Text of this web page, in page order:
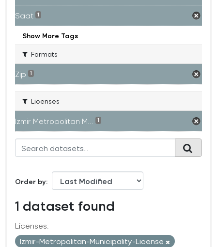
Saat 1
Show More Tags
Formats
Zip 1
Licenses
Izmir Metropolitan M... 1
Order by
1 dataset found
Licenses:
Izmir-Metropolitan-Municipality-License